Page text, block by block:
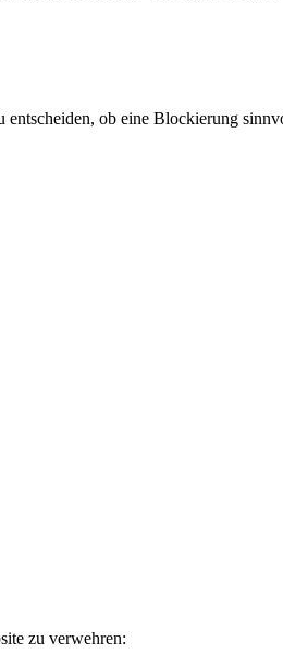
ob eine Blockierung
zu verwehren: